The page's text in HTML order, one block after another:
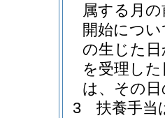
属する月
開始につ
の生じた
を受理し
は、その
3
扶養手当